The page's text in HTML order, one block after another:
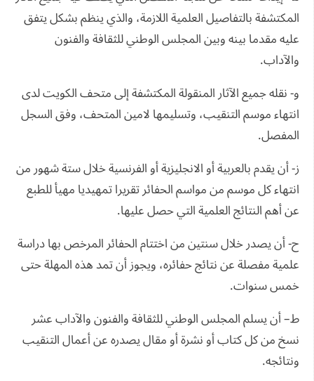
المكتشفة بالتفاصيل العلمية اللازمة، والذي ينظم بشكل يتفق
عليه مقدما بينه وبين المجلس الوطني للثقافة والفنون
والآداب.
و- نقله جميع الآثار المنقولة المكتشفة إلى متحف الكويت لدى
انتهاء موسم التنقيب، وتسليمها لامين المتحف، وفق السجل
المفصل.
ز- أن يقدم بالعربية أو الانجليزية أو الفرنسية خلال ستة شهور من
انتهاء كل موسم من مواسم الحفائر تقريرا تمهيديا مهيأ للطبع
عن أهم النتائج العلمية التي حصل عليها.
ح- أن يصدر خلال سنتين من اختتام الحفائر المرخص بها دراسة
علمية مفصلة عن نتائج حفائره، ويجوز أن تمد هذه المهلة حتى
خمس سنوات.
ط– أن يسلم المجلس الوطني للثقافة والفنون والآداب عشر
نسخ من كل كتاب أو نشرة أو مقال يصدره عن أعمال التنقيب
ونتائجه.